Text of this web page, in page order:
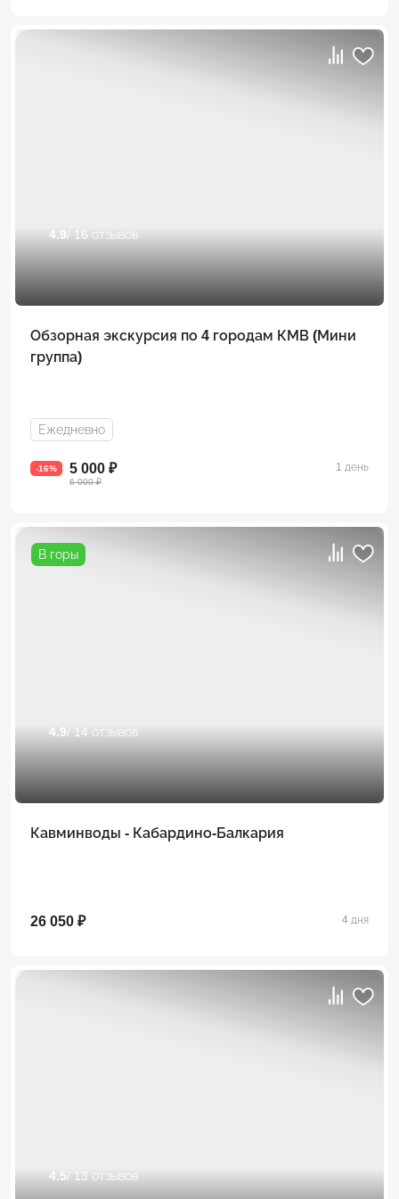
4.9 / 16 отзывов
Обзорная экскурсия по 4 городам КМВ (Мини
группа)
Ежедневно
-16% 5 000 ₽
6 000 ₽
1 день
В горы
4.9 / 14 отзывов
Кавминводы - Кабардино-Балкария
26 050 ₽ 4 дня
4.5/ 13 отзывов